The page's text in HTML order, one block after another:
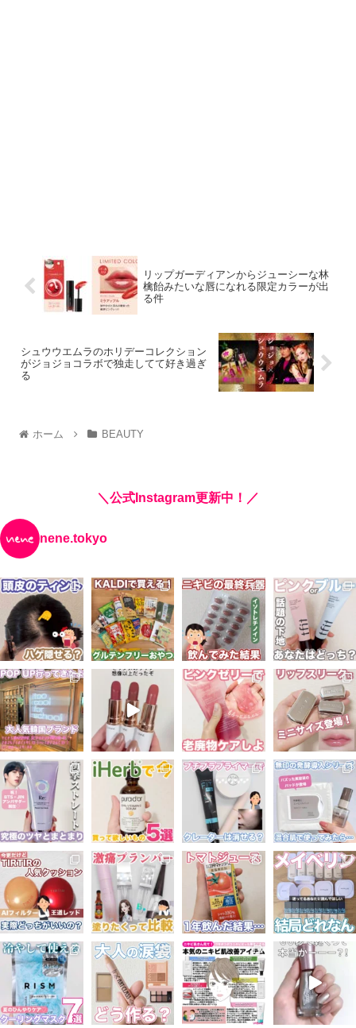
リップガーディアンからジューシーな林
檎飴みたいな唇になれる限定カラーが出
る件
シュウウエムラのホリデーコレクション
がジョジョコラボで独走してて好き過ぎ
る
ホーム BEAUTY
＼公式Instagram更新中！／
nene.tokyo